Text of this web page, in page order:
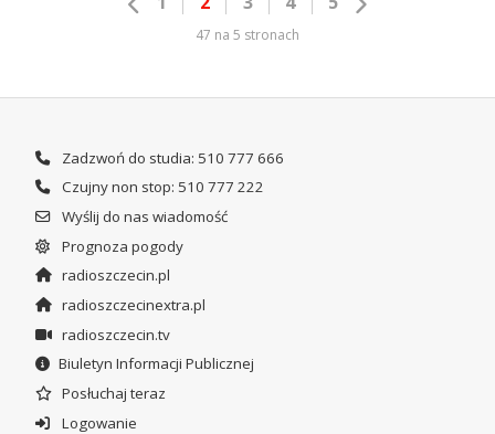
47 na 5 stronach
Zadzwoń do studia: 510 777 666
Czujny non stop: 510 777 222
Wyślij do nas wiadomość
Prognoza pogody
radioszczecin.pl
radioszczecinextra.pl
radioszczecin.tv
Biuletyn Informacji Publicznej
Posłuchaj teraz
Logowanie